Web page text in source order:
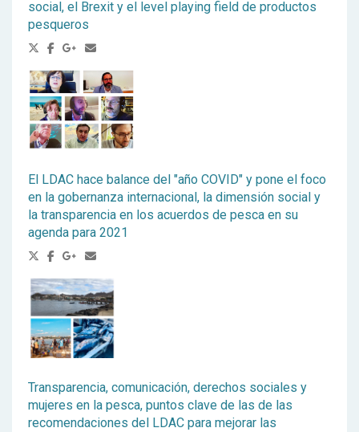
social, el Brexit y el level playing field de productos
pesqueros
El LDAC hace balance del "año COVID" y pone el foco
en la gobernanza internacional, la dimensión social y
la transparencia en los acuerdos de pesca en su
agenda para 2021
Transparencia, comunicación, derechos sociales y
mujeres en la pesca, puntos clave de las de las
recomendaciones del LDAC para mejorar las